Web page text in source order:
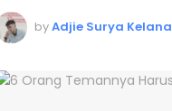
byAdjie Surya Kelana